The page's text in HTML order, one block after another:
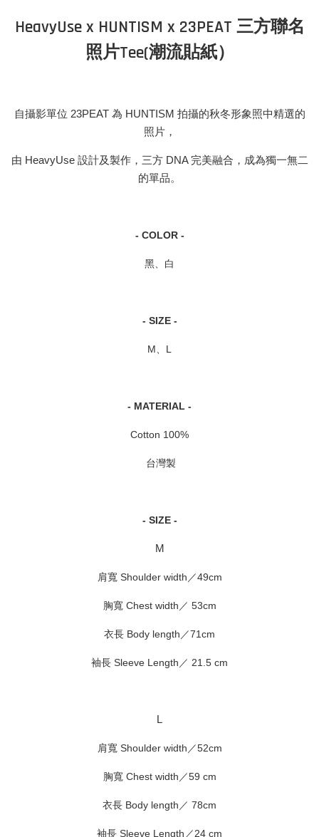
HeavyUse x HUNTISM x 23PEAT 三方聯名
照片Tee(潮流貼紙）
自攝影單位 23PEAT 為 HUNTISM 拍攝的秋冬形象照中精選的
照片，
由 HeavyUse 設計及製作，三方 DNA 完美融合，成為獨一無二
的單品。
- COLOR -
黑、白
- SIZE -
M、L
- MATERIAL -
Cotton 100%
台灣製
- SIZE -
M
肩寬 Shoulder width／49cm
胸寬 Chest width／ 53cm
衣長 Body length／71cm
袖長 Sleeve Length／ 21.5 cm
L
肩寬 Shoulder width／52cm
胸寬 Chest width／59 cm
衣長 Body length／ 78cm
袖長 Sleeve Length／24 cm